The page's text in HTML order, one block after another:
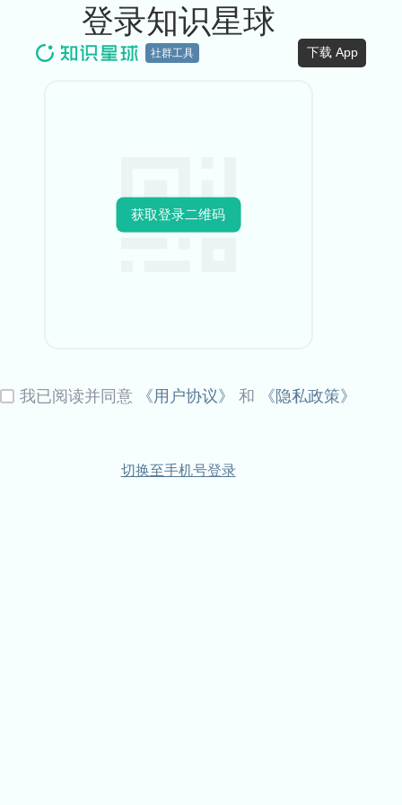
社群工具 下载 App
登录知识星球
获取登录二维码
我已阅读并同意 《用户协议》 和 《隐私政策》
切换至手机号登录